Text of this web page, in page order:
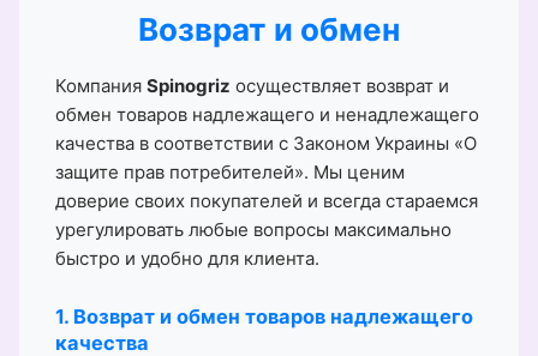
Возврат и обмен
Компания Spinogriz осуществляет возврат и
обмен товаров надлежащего и ненадлежащего
качества в соответствии с Законом Украины «О
защите прав потребителей». Мы ценим
доверие своих покупателей и всегда стараемся
урегулировать любые вопросы максимально
быстро и удобно для клиента.
1. Возврат и обмен товаров надлежащего
качества